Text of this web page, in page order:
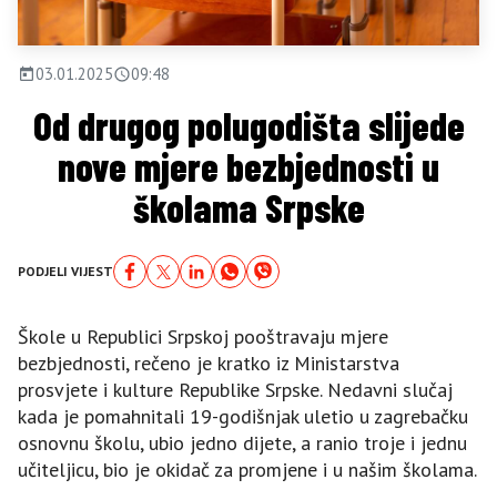
03.01.2025 09:48
Od drugog polugodišta slijede
nove mjere bezbjednosti u
školama Srpske
PODJELI VIJEST
Škole u Republici Srpskoj pooštravaju mjere
bezbjednosti, rečeno je kratko iz Ministarstva
prosvjete i kulture Republike Srpske. Nedavni slučaj
kada je pomahnitali 19-godišnjak uletio u zagrebačku
osnovnu školu, ubio jedno dijete, a ranio troje i jednu
učiteljicu, bio je okidač za promjene i u našim školama.